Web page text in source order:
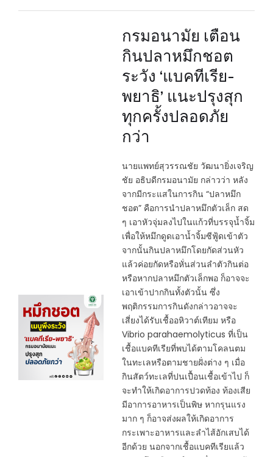
กรมอนามัย เตือน
กินปลาหมึกชอต
ระวัง ‘แบคทีเรีย-
พยาธิ’ แนะปรุงสุก
ทุกครั้งปลอดภัย
กว่า
นายแพทย์สุวรรณชัย วัฒนายิ่งเจริญ
ชัย อธิบดีกรมอนามัย กล่าวว่า หลัง
จากมีกระแสในการกิน “ปลาหมึก
ชอต” คือการนำปลาหมึกตัวเล็ก สด
ๆ เอาหัวจุ่มลงไปในแก้วที่บรรจุน้ำจิ้ม
เพื่อให้หมึกดูดเอาน้ำจิ้มซีฟู้ดเข้าตัว
จากนั้นกินปลาหมึกโดยกัดส่วนหัว
แล้วค่อยกัดหรือหั่นส่วนลำตัวกินต่อ
หรือหากปลาหมึกตัวเล็กพอ ก็อาจจะ
เอาเข้าปากกินทั้งตัวนั้น ซึ่ง
พฤติกรรมการกินดังกล่าวอาจจะ
เสี่ยงได้รับเชื้ออหิวาต์เทียม หรือ
Vibrio parahaemolyticus ที่เป็น
เชื้อแบคทีเรียที่พบได้ตามโคลนตม
ในทะเลหรือตามชายฝั่งต่าง ๆ เมื่อ
กินสัตว์ทะเลที่ปนเปื้อนเชื้อเข้าไป ก็
จะทำให้เกิดอาการปวดท้อง ท้องเสีย
มีอาการอาหารเป็นพิษ หากรุนแรง
มาก ๆ ก็อาจส่งผลให้เกิดอาการ
กระเพาะอาหารและลำไส้อักเสบได้
อีกด้วย นอกจากเชื้อแบคทีเรียแล้ว